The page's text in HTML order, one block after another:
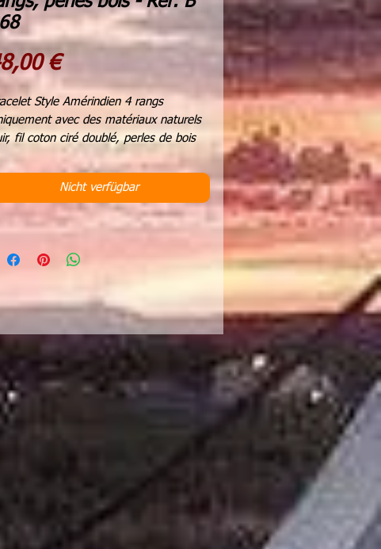
€Preis
Style Amérindien 4 rangs
avec des matériaux naturels
fil coton ciré doublé, perles de bois
par pression, doublé cuir anti-
au métal des pressions
21 cms
est possible de me demander des
création est unique.
Nicht verfügbar